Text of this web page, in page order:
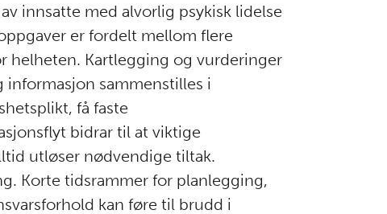
innsatte med alvorlig psykisk lidelse
er fordelt mellom flere
helheten. Kartlegging og vurderinger
informasjon sammenstilles i
få faste
bidrar til at viktige
utløser nødvendige tiltak.
Korte tidsrammer for planlegging,
kan føre til brudd i